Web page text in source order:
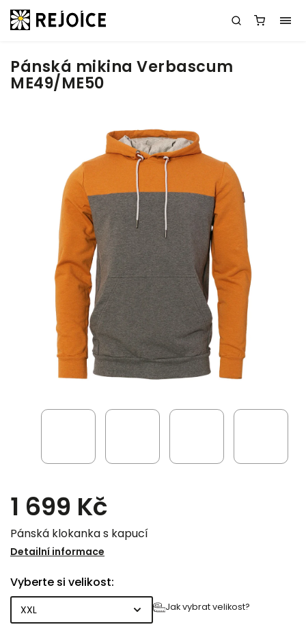
Pánská mikina Verbascum
ME49/ME50
1 699 Kč
Pánská klokanka s kapucí
Detailní informace
Vyberte si velikost:
Jak vybrat velikost?